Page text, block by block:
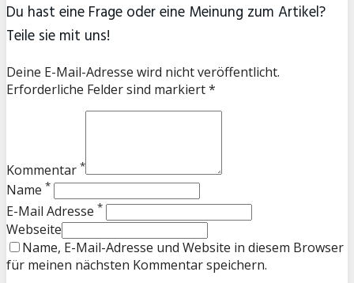
Du hast eine Frage oder eine Meinung zum Artikel?
Teile sie mit uns!
Deine E-Mail-Adresse wird nicht veröffentlicht.
Erforderliche Felder sind markiert *
Kommentar *
Name *
E-Mail Adresse *
Webseite
Name, E-Mail-Adresse und Website in diesem Browser
für meinen nächsten Kommentar speichern.